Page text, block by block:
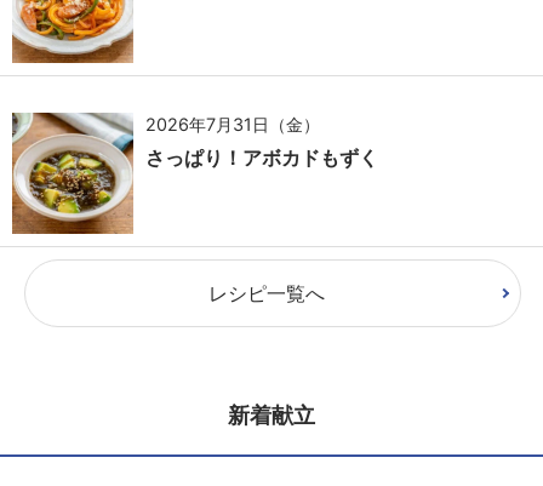
2026年7月31日（金）
さっぱり！アボカドもずく
レシピ一覧へ
新着献立